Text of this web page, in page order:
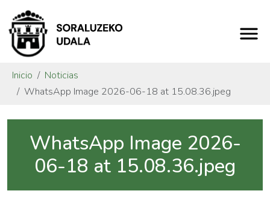
Inicio
Noticias
WhatsApp Image 2026-06-18 at 15.08.36.jpeg
WhatsApp Image 2026-
06-18 at 15.08.36.jpeg